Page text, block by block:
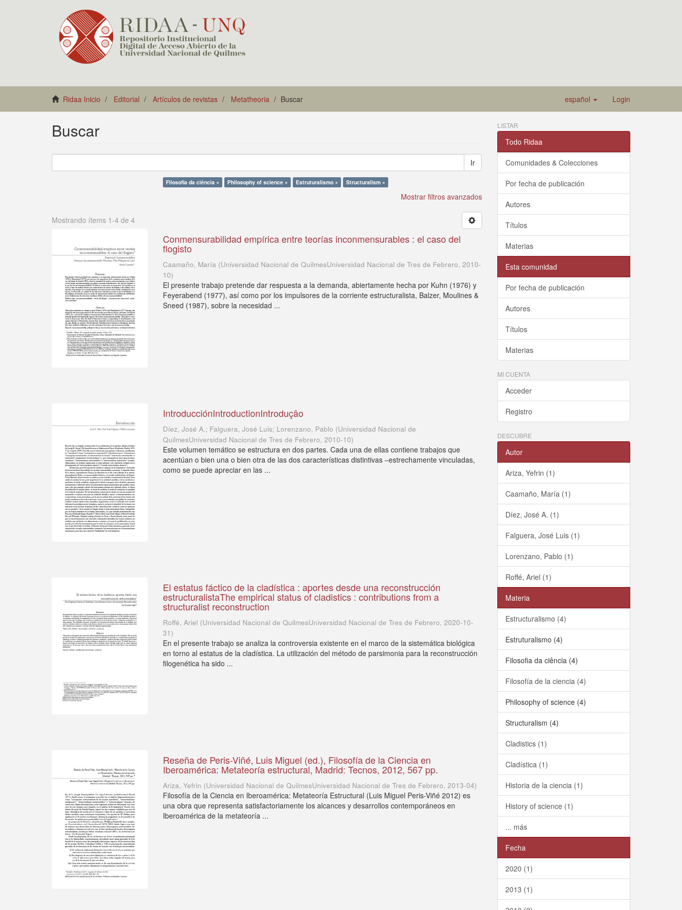
Ridaa Inicio Editorial Artículos de revistas Metatheoria Buscar español Login
Buscar
Ir
Filosofia da ciência × Philosophy of science × Estruturalismo × Structuralism ×
Mostrar filtros avanzados
Mostrando ítems 1-4 de 4
Conmensurabilidad empírica entre teorías inconmensurables : el caso del
flogisto
Caamaño, María (Universidad Nacional de QuilmesUniversidad Nacional de Tres de Febrero,2010-
10)
El presente trabajo pretende dar respuesta a la demanda, abiertamente hecha por Kuhn (1976) y
Feyerabend (1977), así como por los impulsores de la corriente estructuralista, Balzer, Moulines &
Sneed (1987), sobre la necesidad ...
IntroducciónIntroductionIntrodução
Díez, José A.; Falguera, José Luis; Lorenzano, Pablo (Universidad Nacional de
QuilmesUniversidad Nacional de Tres de Febrero,2010-10)
Este volumen temático se estructura en dos partes. Cada una de ellas contiene trabajos que
acentúan o bien una o bien otra de las dos características distintivas –estrechamente vinculadas,
como se puede apreciar en las ...
El estatus fáctico de la cladística : aportes desde una reconstrucción
estructuralistaThe empirical status of cladistics : contributions from a
structuralist reconstruction
Roffé, Ariel (Universidad Nacional de QuilmesUniversidad Nacional de Tres de Febrero,2020-10-
31)
En el presente trabajo se analiza la controversia existente en el marco de la sistemática biológica
en torno al estatus de la cladística. La utilización del método de parsimonia para la reconstrucción
filogenética ha sido ...
Reseña de Peris-Viñé, Luis Miguel (ed.), Filosofía de la Ciencia en
Iberoamérica: Metateoría estructural, Madrid: Tecnos, 2012, 567 pp.
Ariza, Yefrin (Universidad Nacional de QuilmesUniversidad Nacional de Tres de Febrero,2013-04)
Filosofía de la Ciencia en Iberoamérica: Metateoría Estructural (Luis Miguel Peris-Viñé 2012) es
una obra que representa satisfactoriamente los alcances y desarrollos contemporáneos en
Iberoamérica de la metateoría ...
LISTAR
Todo Ridaa
Comunidades & Colecciones
Por fecha de publicación
Autores
Títulos
Materias
Esta comunidad
Por fecha de publicación
Autores
Títulos
Materias
MI CUENTA
Acceder
Registro
DESCUBRE
Autor
Ariza, Yefrin (1)
Caamaño, María (1)
Díez, José A. (1)
Falguera, José Luis (1)
Lorenzano, Pablo (1)
Roffé, Ariel (1)
Materia
Estructuralismo (4)
Estruturalismo (4)
Filosofia da ciência (4)
Filosofía de la ciencia (4)
Philosophy of science (4)
Structuralism (4)
Cladistics (1)
Cladística (1)
Historia de la ciencia (1)
History of science (1)
... más
Fecha
2020 (1)
2013 (1)